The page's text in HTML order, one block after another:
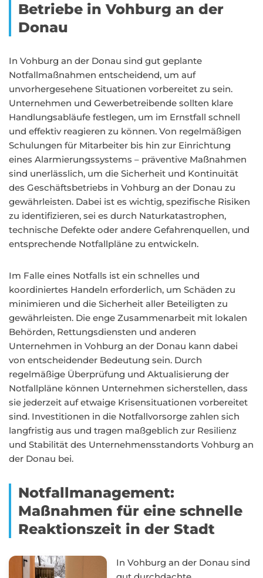
Betriebe in Vohburg an der
Donau
In Vohburg an der Donau sind gut geplante
Notfallmaßnahmen entscheidend, um auf
unvorhergesehene Situationen vorbereitet zu sein.
Unternehmen und Gewerbetreibende sollten klare
Handlungsabläufe festlegen, um im Ernstfall schnell
und effektiv reagieren zu können. Von regelmäßigen
Schulungen für Mitarbeiter bis hin zur Einrichtung
eines Alarmierungssystems – präventive Maßnahmen
sind unerlässlich, um die Sicherheit und Kontinuität
des Geschäftsbetriebs in Vohburg an der Donau zu
gewährleisten. Dabei ist es wichtig, spezifische Risiken
zu identifizieren, sei es durch Naturkatastrophen,
technische Defekte oder andere Gefahrenquellen, und
entsprechende Notfallpläne zu entwickeln.
Im Falle eines Notfalls ist ein schnelles und
koordiniertes Handeln erforderlich, um Schäden zu
minimieren und die Sicherheit aller Beteiligten zu
gewährleisten. Die enge Zusammenarbeit mit lokalen
Behörden, Rettungsdiensten und anderen
Unternehmen in Vohburg an der Donau kann dabei
von entscheidender Bedeutung sein. Durch
regelmäßige Überprüfung und Aktualisierung der
Notfallpläne können Unternehmen sicherstellen, dass
sie jederzeit auf etwaige Krisensituationen vorbereitet
sind. Investitionen in die Notfallvorsorge zahlen sich
langfristig aus und tragen maßgeblich zur Resilienz
und Stabilität des Unternehmensstandorts Vohburg an
der Donau bei.
Notfallmanagement:
Maßnahmen für eine schnelle
Reaktionszeit in der Stadt
In Vohburg an der Donau sind